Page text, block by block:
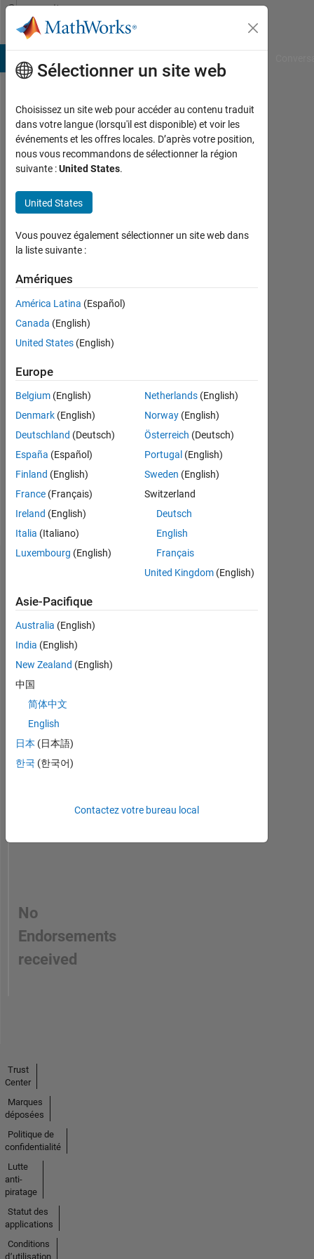
Passer au contenu
Community
Profile
Girisha
Joshi
St.
Joseph
engineering
Actif
2012
0
0
Follow
Message
Designation:
Lecturer
on
electrical
machine
using
Interests:
machines
and
control
Afficher
plus
Please
to
endorse
this
in
skill
No
Endorsements
received
Sélectionner un site web
Choisissez un site web pour accéder au contenu traduit
dans votre langue (lorsqu'il est disponible) et voir les
événements et les offres locales. D’après votre position,
nous vous recommandons de sélectionner la région
suivante :United States.
United States
Vous pouvez également sélectionner un site web dans
la liste suivante :
Amériques
América Latina (Español)
Canada (English)
United States (English)
Europe
Belgium (English)
Denmark (English)
Deutschland (Deutsch)
España (Español)
Finland (English)
France (Français)
Ireland (English)
Italia (Italiano)
Luxembourg (English)
Netherlands(English)
Norway(English)
Österreich (Deutsch)
Portugal (English)
Sweden (English)
Switzerland
Deutsch
English
Français
United Kingdom(English)
Asie-Pacifique
Australia (English)
India (English)
New Zealand (English)
中国
简体中文
English
日本 (日本語)
한국 (한국어)
Contactez votre bureau local
Trust
Center
Marques
déposées
Politique de
confidentialité
Lutte
anti-
piratage
Statut des
applications
Conditions
d՚utilisation